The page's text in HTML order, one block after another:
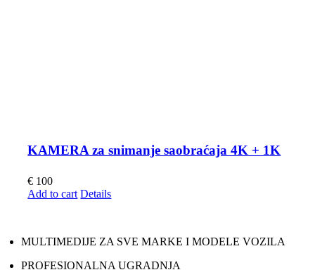
KAMERA za snimanje saobraćaja 4K + 1K
€ 100
Add to cart Details
MULTIMEDIJE ZA SVE MARKE I MODELE VOZILA
PROFESIONALNA UGRADNJA